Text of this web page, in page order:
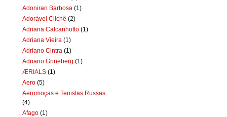
Adoniran Barbosa (1)
Adorável Clichê (2)
Adriana Calcanhotto (1)
Adriana Vieira (1)
Adriano Cintra (1)
Adriano Grineberg (1)
ÆRIALS (1)
Aero (5)
Aeromoças e Tenistas Russas
(4)
Afago (1)